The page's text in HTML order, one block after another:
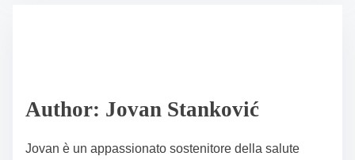
p
s
tAuthor: Jovan Stanković
Jovan è un appassionato sostenitore della salute